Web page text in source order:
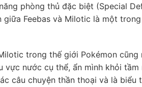
phòng thủ đặc biệt (Special
giữa Feebas và Milotic là một
trong thế giới Pokémon
vực nước cụ thể, ẩn mình khỏi
câu chuyện thần thoại và là